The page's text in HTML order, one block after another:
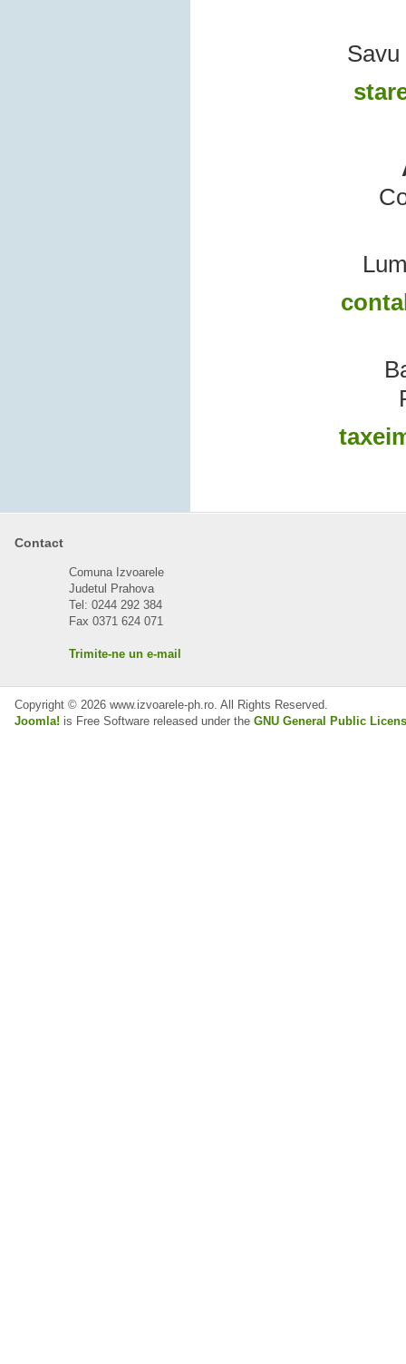
Savu
Contact
Comuna Izvoarele
Judetul Prahova
Tel: 0244 292 384
Fax 0371 624 071
Trimite-ne un e-mail
Copyright © 2026 www.izvoarele-ph.ro. All Rights Reserved.
Joomla! is Free Software released under the GNU General Public